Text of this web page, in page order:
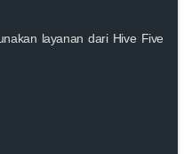
layanan dari Hive Five